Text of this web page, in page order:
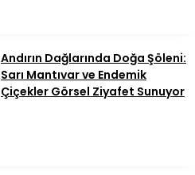
Andırın Dağlarında Doğa Şöleni:
Sarı Mantıvar ve Endemik
Çiçekler Görsel Ziyafet Sunuyor